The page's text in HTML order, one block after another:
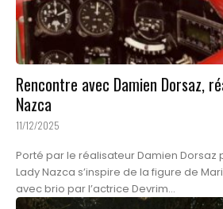
Rencontre avec Damien Dorsaz,
Nazca
11/12/2025
Porté par le réalisateur Damien Dorsaz
Lady Nazca s’inspire de la figure de
avec brio par l’actrice Devrim...